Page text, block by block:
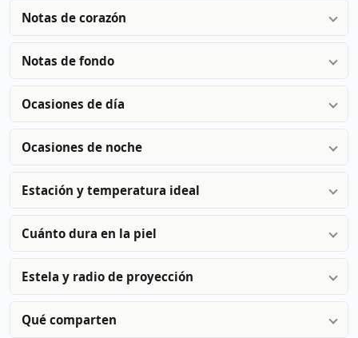
Notas de corazón
Notas de fondo
Ocasiones de día
Ocasiones de noche
Estación y temperatura ideal
Cuánto dura en la piel
Estela y radio de proyección
Qué comparten